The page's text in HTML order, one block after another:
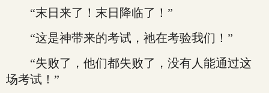
“末日来了！末日降临了！”
“这是神带来的考试，祂在考验我们！”
“失败了，他们都失败了，没有人能通过这
场考试！”